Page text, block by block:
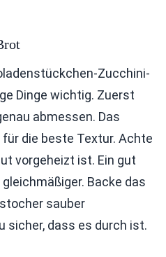
Zucchini-
Dinge wichtig. Zuerst
abmessen. Das
die beste Textur. Achte
vorgeheizt ist. Ein gut
Backe das
sauber
sicher, dass es durch ist.